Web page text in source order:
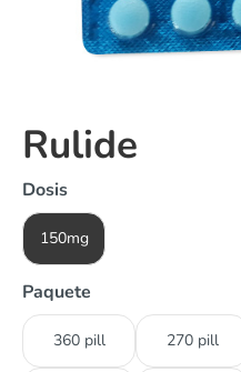
Rulide
Dosis
150mg
Paquete
360 pill 270 pill